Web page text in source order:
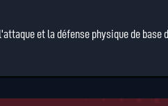
et la défense physique de base